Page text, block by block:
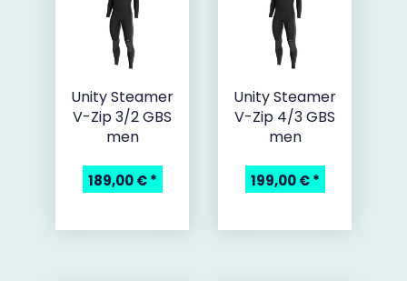
Unity Steamer
V-Zip 3/2 GBS
men
189,00 €*
Unity Steamer
V-Zip 4/3 GBS
men
199,00 €*